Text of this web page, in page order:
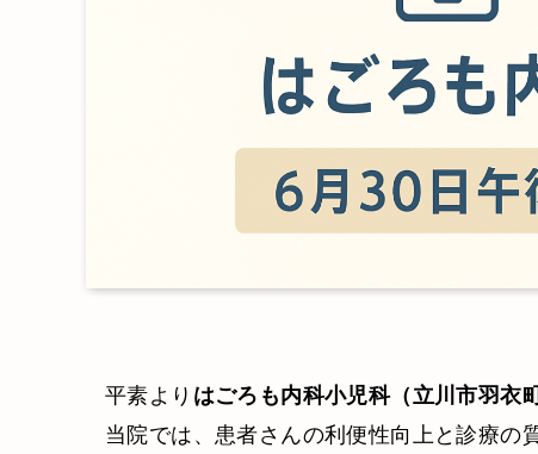
平素より はごろも内科小児科（立川市羽衣町
当院では、患者さんの利便性向上と診療の